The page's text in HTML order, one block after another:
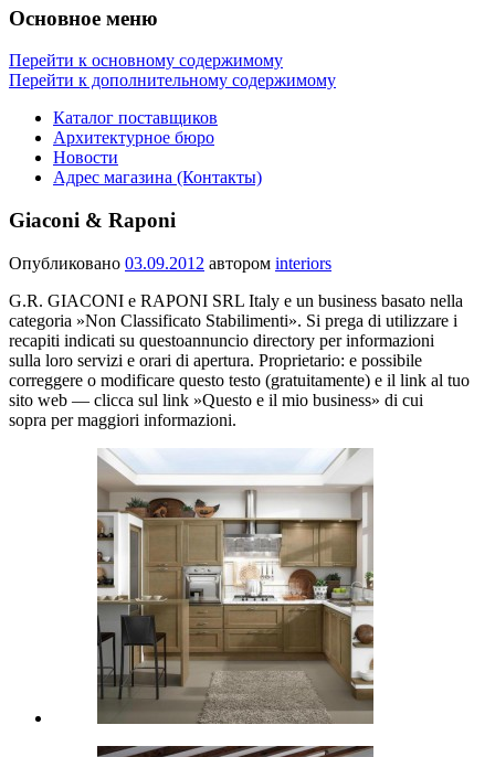
Основное меню
Перейти к основному содержимому
Перейти к дополнительному содержимому
Каталог поставщиков
Архитектурное бюро
Новости
Адрес магазина (Контакты)
Giaconi & Raponi
Опубликовано 03.09.2012 автором interiors
G.R. GIACONI e RAPONI SRL Italy e un business basato nella
categoria »Non Classificato Stabilimenti». Si prega di utilizzare i
recapiti indicati su questoannuncio directory per informazioni
sulla loro servizi e orari di apertura. Proprietario: e possibile
correggere o modificare questo testo (gratuitamente) e il link al tuo
sito web — clicca sul link »Questo e il mio business» di cui
sopra per maggiori informazioni.